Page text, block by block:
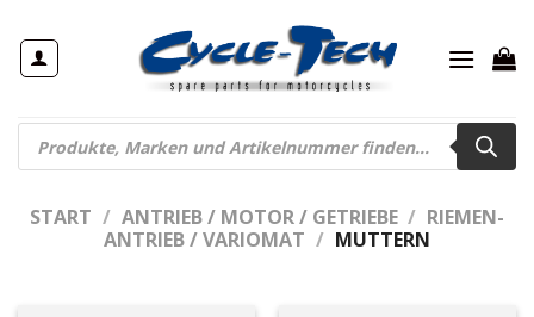
Inhalt
springen
Products
search
START / ANTRIEB / MOTOR / GETRIEBE / RIEMEN-
ANTRIEB / VARIOMAT / MUTTERN